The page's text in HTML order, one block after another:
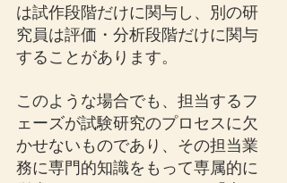
は試作段階だけに関与し、別の研
究員は評価・分析段階だけに関与
することがあります。
このような場合でも、担当するフ
ェーズが試験研究のプロセスに欠
かせないものであり、その担当業
務に専門的知識をもって専属的に